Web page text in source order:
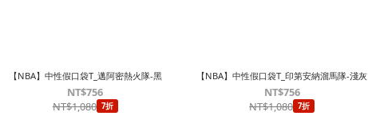
【NBA】中性假口袋T_邁阿密熱火隊-黑
NT$756
NT$1,080 7折
【NBA】中性假口袋T_印第安納溜馬隊-淺灰
NT$756
NT$1,080 7折